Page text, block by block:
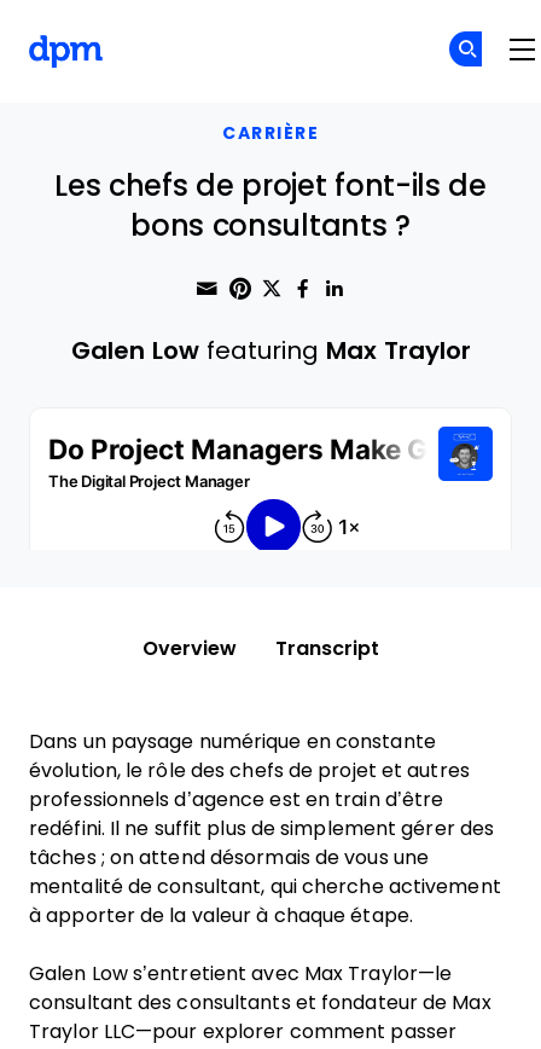
CARRIÈRE
Les chefs de projet font-ils de
bons consultants ?
Share through Email
Print this page
Share on Pinterest
Share on Twitter
Share on
Galen Lowfeaturing Max Traylor
Overview Transcript
Dans un paysage numérique en constante
évolution, le rôle des chefs de projet et autres
professionnels d’agence est en train d’être
redéfini. Il ne suffit plus de simplement gérer des
tâches ; on attend désormais de vous une
mentalité de consultant, qui cherche activement
à apporter de la valeur à chaque étape.
Galen Low s’entretient avec Max Traylor—le
consultant des consultants et fondateur de Max
Traylor LLC—pour explorer comment passer